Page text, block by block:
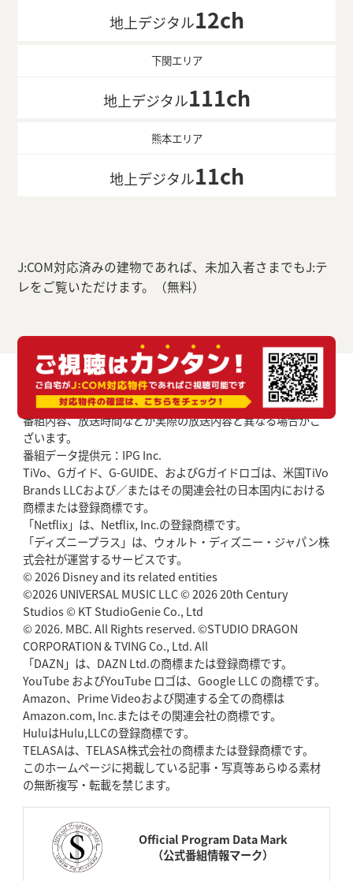
地上デジタル12ch
下関エリア
地上デジタル111ch
熊本エリア
地上デジタル11ch
J:COM対応済みの建物であれば、未加入者さまでもJ:テ
レをご覧いただけます。（無料）
番組内容、放送時間などが実際の放送内容と異なる場合がご
ざいます。
番組データ提供元：IPG Inc.
TiVo、Gガイド、G-GUIDE、およびGガイドロゴは、米国TiVo
Brands LLCおよび／またはその関連会社の日本国内における
商標または登録商標です。
「Netflix」は、Netflix, Inc.の登録商標です。
「ディズニープラス」は、ウォルト・ディズニー・ジャパン株
式会社が運営するサービスです。
© 2026 Disney and its related entities
©2026 UNIVERSAL MUSIC LLC © 2026 20th Century
Studios © KT StudioGenie Co., Ltd
© 2026. MBC. All Rights reserved. ©STUDIO DRAGON
CORPORATION & TVING Co., Ltd. All
「DAZN」は、DAZN Ltd.の商標または登録商標です。
YouTube およびYouTube ロゴは、Google LLC の商標です。
Amazon、Prime Videoおよび関連する全ての商標は
Amazon.com, Inc.またはその関連会社の商標です。
HuluはHulu,LLCの登録商標です。
TELASAは、TELASA株式会社の商標または登録商標です。
このホームページに掲載している記事・写真等あらゆる素材
の無断複写・転載を禁じます。
Official Program Data Mark
（公式番組情報マーク）